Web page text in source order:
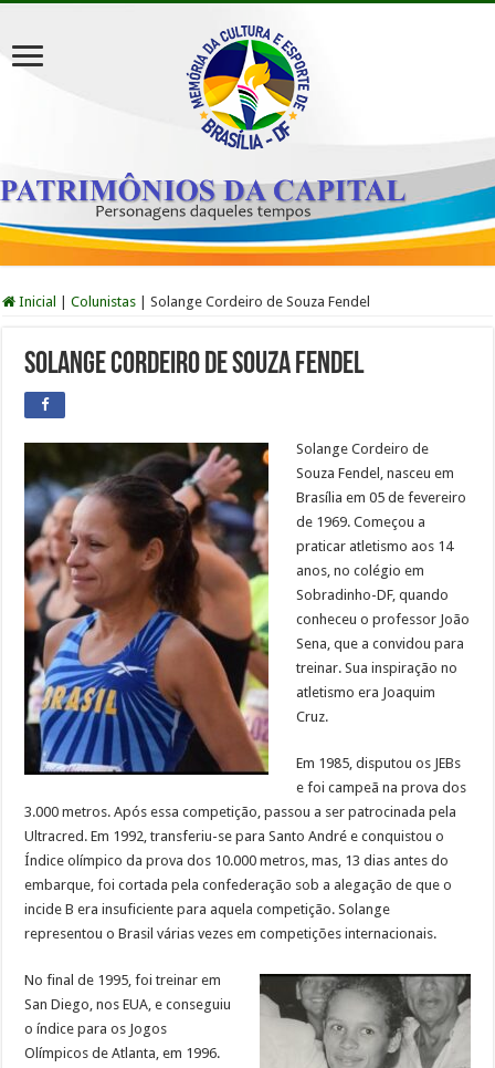
Inicial Colunistas Solange Cordeiro de Souza Fendel
Solange Cordeiro de Souza Fendel
Solange Cordeiro de
Souza Fendel, nasceu em
Brasília em 05 de fevereiro
de 1969. Começou a
praticar atletismo aos 14
anos, no colégio em
Sobradinho-DF, quando
conheceu o professor João
Sena, que a convidou para
treinar. Sua inspiração no
atletismo era Joaquim
Cruz.
Em 1985, disputou os JEBs
e foi campeã na prova dos
3.000 metros. Após essa competição, passou a ser patrocinada pela
Ultracred. Em 1992, transferiu-se para Santo André e conquistou o
Índice olímpico da prova dos 10.000 metros, mas, 13 dias antes do
embarque, foi cortada pela confederação sob a alegação de que o
incide B era insuficiente para aquela competição. Solange
representou o Brasil várias vezes em competições internacionais.
No final de 1995, foi treinar em
San Diego, nos EUA, e conseguiu
o índice para os Jogos
Olímpicos de Atlanta, em 1996.